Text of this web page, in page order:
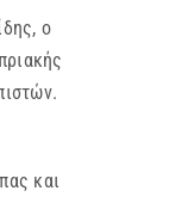
ο
και